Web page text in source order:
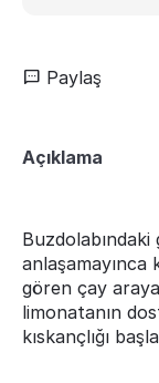
Paylaş
Açıklama
anlaşamayınca
gören çay
limonatanın
kıskançlığı